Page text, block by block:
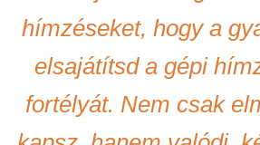
hímzéseket, hogy a
elsajátítsd a gépi
fortélyát. Nem csak